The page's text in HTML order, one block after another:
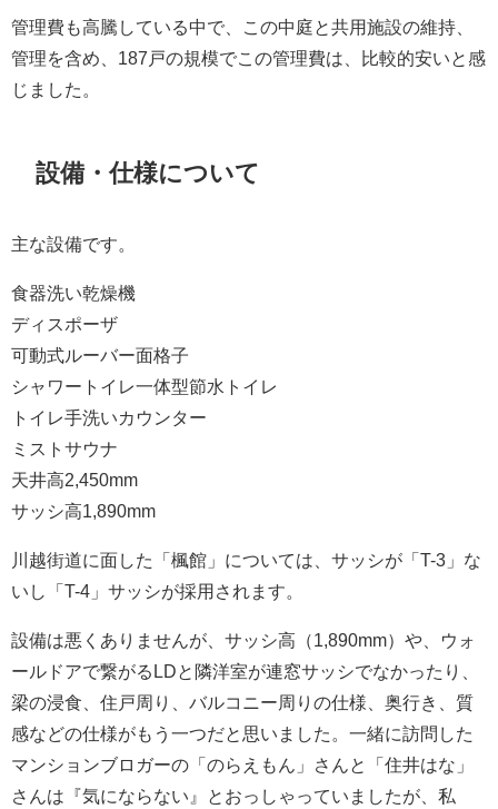
管理費も高騰している中で、この中庭と共用施設の維持、
管理を含め、187戸の規模でこの管理費は、比較的安いと感
じました。
設備・仕様について
主な設備です。
食器洗い乾燥機
ディスポーザ
可動式ルーバー面格子
シャワートイレ一体型節水トイレ
トイレ手洗いカウンター
ミストサウナ
天井高2,450mm
サッシ高1,890mm
川越街道に面した「楓館」については、サッシが「T-3」な
いし「T-4」サッシが採用されます。
設備は悪くありませんが、サッシ高（1,890mm）や、ウォ
ールドアで繋がるLDと隣洋室が連窓サッシでなかったり、
梁の浸食、住戸周り、バルコニー周りの仕様、奥行き、質
感などの仕様がもう一つだと思いました。一緒に訪問した
マンションブロガーの「のらえもん」さんと「住井はな」
さんは『気にならない』とおっしゃっていましたが、私